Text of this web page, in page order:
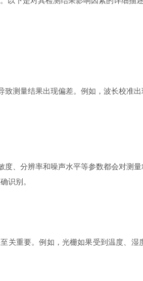
量结果出现偏差。例如，波长校准
分辨率和噪声水平等参数都会对测
识别。
重要。例如，光栅如果受到温度、湿